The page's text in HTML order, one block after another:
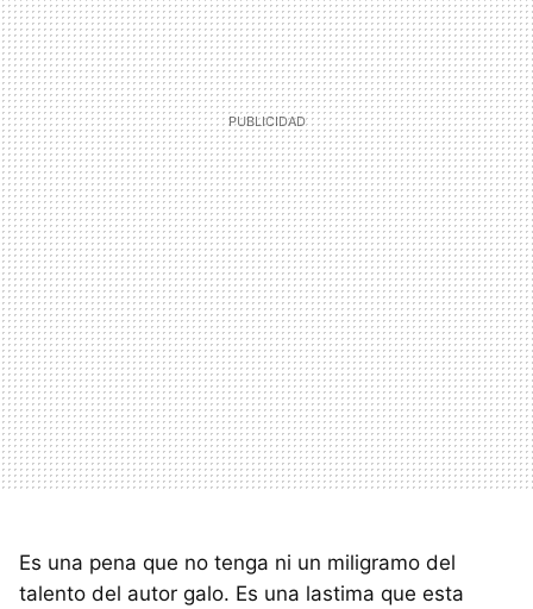
Es una pena que no tenga ni un miligramo del
talento del autor galo. Es una lastima que esta